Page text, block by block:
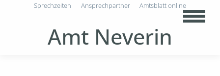
Amt Neverin
Sprechzeiten Ansprechpartner Amtsblatt online